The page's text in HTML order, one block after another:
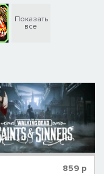
Показать
все
859 р